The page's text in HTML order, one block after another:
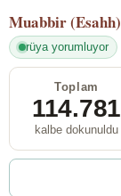
Muabbir (Esahh)
rüya yorumluyor
Toplam
114.781
kalbe dokunuldu